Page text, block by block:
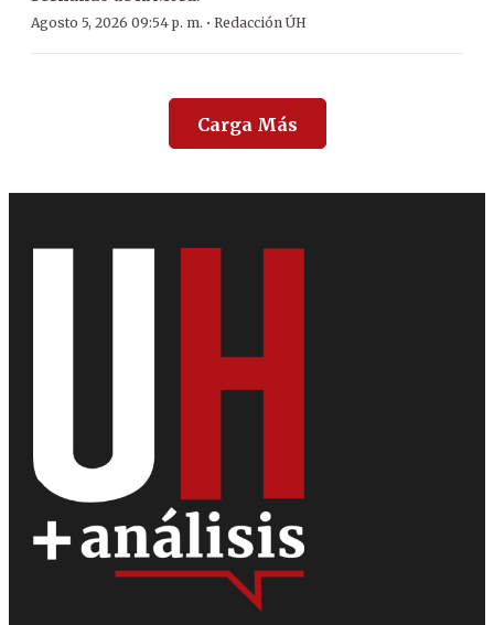
Agosto 5, 2026 09:54 p. m. · Redacción ÚH
Carga Más